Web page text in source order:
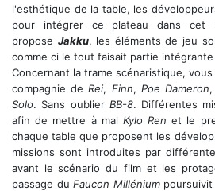
l'esthétique de la table, les
pour intégrer ce plateau dans cet
propose Jakku, les éléments de jeu
comme ci le tout faisait partie intégrante
Concernant la trame scénaristique,
compagnie deRei, Finn, Poe Dameron
Solo. Sans oublier BB-8. Différentes
afin de mettre à mal Kylo Ren et le
chaque table que proposent les
missions sont introduites par
avant le scénario du film et les
passage duFaucon Milléniumpoursuivit